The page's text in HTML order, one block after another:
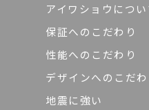
アイワショウについ
保証へのこだわり
性能へのこだわり
デザインへのこだわ
地震に強い